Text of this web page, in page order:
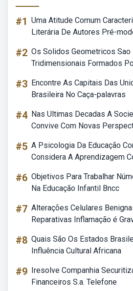
#1 Uma Atitude Comum
Literária De Autores Pré-
#2 Os Solidos Geometricos Sao
Tridimensionais Formados
#3 Encontre As Capitais Das
Brasileira No Caça-palavras
#4 Nas Ultimas Decadas A
Convive Com Novas
#5 A Psicologia Da Educação
Considera A Aprendizagem
#6 Objetivos Para Trabalhar
Na Educação Infantil Bncc
#7 Alterações Celulares
Reparativas Inflamação é
#8 Quais São Os Estados
Influência Cultural Africana
#9 Iresolve Companhia
Financeiros S.a. Telefone